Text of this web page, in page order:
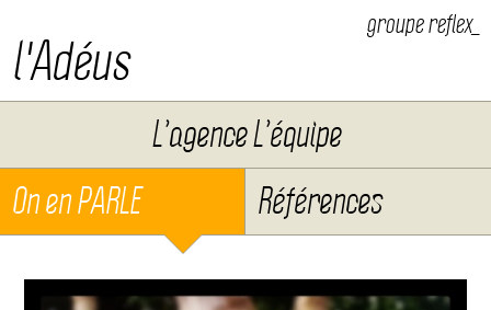
l'Adéus
groupe reflex_
L’agence L’équipe
On en PARLE
Références